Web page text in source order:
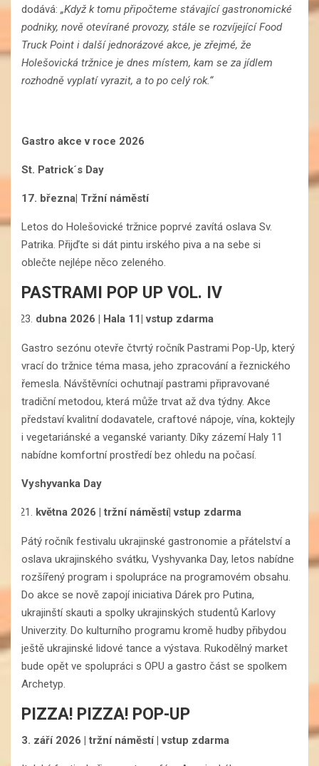
dodává: „Když k tomu připočteme stávající gastronomické
podniky, nově otevírané provozy, stále se rozvíjející Food
Truck Point i další jednorázové akce, je zřejmé, že
Holešovická tržnice je dnes místem, kam se za jídlem
rozhodně vyplatí vyrazit, a to po celý rok.“
Gastro akce v roce 2026
St. Patrick´s Day
17. března| Tržní náměstí
Letos do Holešovické tržnice poprvé zavítá oslava Sv.
Patrika. Přijďte si dát pintu irského piva a na sebe si
oblečte nejlépe něco zeleného.
PASTRAMI POP UP VOL. IV
dubna 2026 | Hala 11| vstup zdarma
Gastro sezónu otevře čtvrtý ročník Pastrami Pop-Up, který
vrací do tržnice téma masa, jeho zpracování a řeznického
řemesla. Návštěvníci ochutnají pastrami připravované
tradiční metodou, která může trvat až dva týdny. Akce
představí kvalitní dodavatele, craftové nápoje, vína, koktejly
i vegetariánské a veganské varianty. Díky zázemí Haly 11
nabídne komfortní prostředí bez ohledu na počasí.
Vyshyvanka Day
května 2026 | tržní náměstí| vstup zdarma
Pátý ročník festivalu ukrajinské gastronomie a přátelství a
oslava ukrajinského svátku, Vyshyvanka Day, letos nabídne
rozšířený program i spolupráce na programovém obsahu.
Do akce se nově zapojí iniciativa Dárek pro Putina,
ukrajinští skauti a spolky ukrajinských studentů Karlovy
Univerzity. Do kulturního programu kromě hudby přibydou
ještě ukrajinské lidové tance a výstava. Rukodělný market
bude opět ve spolupráci s OPU a gastro část se spolkem
Archetyp.
PIZZA! PIZZA! POP-UP
3. září 2026 | tržní náměstí | vstup zdarma